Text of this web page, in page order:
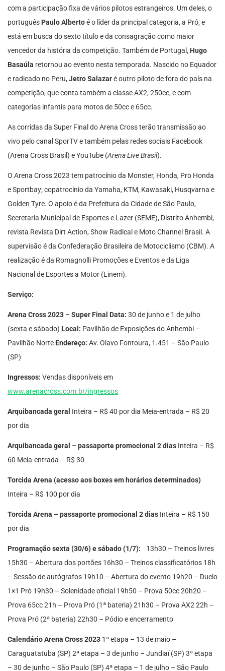
com a participação fixa de vários pilotos estrangeiros. Um deles, o
português Paulo Albertoé o líder da principal categoria, a Pró, e
está em busca do sexto título e da consagração como maior
vencedor da história da competição. Também de Portugal, Hugo
Basaúla retornou ao evento nesta temporada. Nascido no Equador
e radicado no Peru, Jetro Salazaré outro piloto de fora do país na
competição, que conta também a classe AX2, 250cc, e com
categorias infantis para motos de 50cc e 65cc.
As corridas da Super Final do Arena Cross terão transmissão ao
vivo pelo canal SporTV e também pelas redes sociais Facebook
(Arena Cross Brasil) e YouTube (Arena Live Brasil).
O Arena Cross 2023 tem patrocínio da Monster, Honda, Pro Honda
e Sportbay; copatrocínio da Yamaha, KTM, Kawasaki, Husqvarna e
Golden Tyre. O apoio é da Prefeitura da Cidade de São Paulo,
Secretaria Municipal de Esportes e Lazer (SEME), Distrito Anhembi,
revista Revista Dirt Action, Show Radical e Moto Channel Brasil. A
supervisão é da Confederação Brasileira de Motociclismo (CBM). A
realização é da Romagnolli Promoções e Eventos e da Liga
Nacional de Esportes a Motor (Linem).
Serviço:
Arena Cross 2023 – Super Final Data: 30 de junho e 1 de julho
(sexta e sábado) Local: Pavilhão de Exposições do Anhembi –
Pavilhão Norte Endereço: Av. Olavo Fontoura, 1.451 – São Paulo
(SP)
Ingressos: Vendas disponíveis em
www.arenacross.com.br/ingressos
Arquibancada geral Inteira – R$ 40 por dia Meia-entrada – R$ 20
por dia
Arquibancada geral – passaporte promocional 2 dias Inteira – R$
60 Meia-entrada – R$ 30
Torcida Arena (acesso aos boxes em horários determinados)
Inteira – R$ 100 por dia
Torcida Arena – passaporte promocional 2 dias Inteira – R$ 150
por dia
Programação sexta (30/6) e sábado (1/7): 13h30 – Treinos livres
15h30 – Abertura dos portões 16h30 – Treinos classificatórios 18h
– Sessão de autógrafos 19h10 – Abertura do evento 19h20 – Duelo
1×1 Pró 19h30 – Solenidade oficial 19h50 – Prova 50cc 20h20 –
Prova 65cc 21h – Prova Pró (1ª bateria) 21h30 – Prova AX2 22h –
Prova Pró (2ª bateria) 22h30 – Pódio e encerramento
Calendário Arena Cross 2023 1ª etapa – 13 de maio –
Caraguatatuba (SP) 2ª etapa – 3 de junho – Jundiaí (SP) 3ª etapa
– 30 de junho – São Paulo (SP) 4ª etapa – 1 de julho – São Paulo